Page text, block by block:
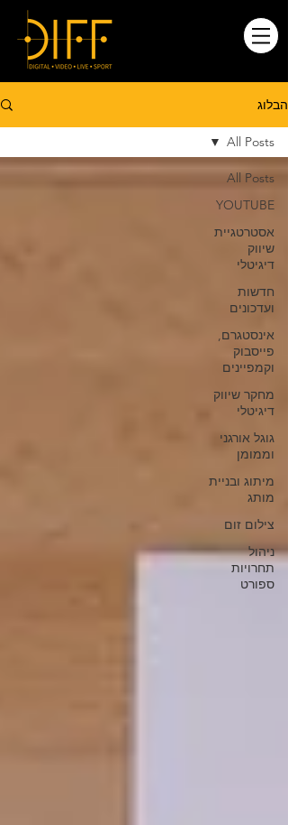
הבלוג
All Posts
YOUTUBE
אסטרטגיית
שיווק
דיגיטלי
חדשות
ועדכונים
אינסטגרם,
פייסבוק
וקמפיינים
מחקר שיווק
דיגיטלי
גוגל אורגני
וממומן
מיתוג ובניית
מותג
צילום זום
ניהול
תחרויות
ספורט
All Posts